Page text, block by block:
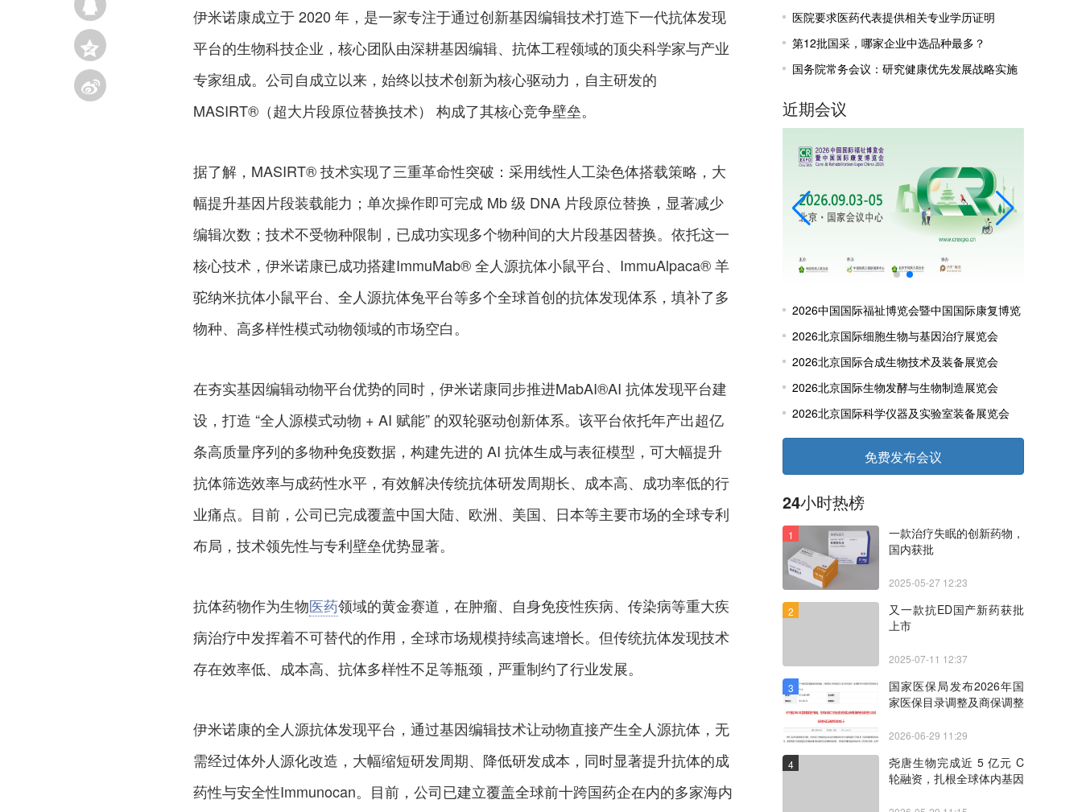
伊米诺康成立于 2020 年，是一家专注于通过创新基因编辑技术打造下一代抗体发现
平台的生物科技企业，核心团队由深耕基因编辑、抗体工程领域的顶尖科学家与产业
专家组成。公司自成立以来，始终以技术创新为核心驱动力，自主研发的
MASIRT®（超大片段原位替换技术） 构成了其核心竞争壁垒。
据了解，MASIRT® 技术实现了三重革命性突破：采用线性人工染色体搭载策略，大
幅提升基因片段装载能力；单次操作即可完成 Mb 级 DNA 片段原位替换，显著减少
编辑次数；技术不受物种限制，已成功实现多个物种间的大片段基因替换。依托这一
核心技术，伊米诺康已成功搭建ImmuMab® 全人源抗体小鼠平台、ImmuAlpaca® 羊
驼纳米抗体小鼠平台、全人源抗体兔平台等多个全球首创的抗体发现体系，填补了多
物种、高多样性模式动物领域的市场空白。
在夯实基因编辑动物平台优势的同时，伊米诺康同步推进MabAI®AI 抗体发现平台建
设，打造 “全人源模式动物 + AI 赋能” 的双轮驱动创新体系。该平台依托年产出超亿
条高质量序列的多物种免疫数据，构建先进的 AI 抗体生成与表征模型，可大幅提升
抗体筛选效率与成药性水平，有效解决传统抗体研发周期长、成本高、成功率低的行
业痛点。目前，公司已完成覆盖中国大陆、欧洲、美国、日本等主要市场的全球专利
布局，技术领先性与专利壁垒优势显著。
抗体药物作为生物医药领域的黄金赛道，在肿瘤、自身免疫性疾病、传染病等重大疾
病治疗中发挥着不可替代的作用，全球市场规模持续高速增长。但传统抗体发现技术
存在效率低、成本高、抗体多样性不足等瓶颈，严重制约了行业发展。
伊米诺康的全人源抗体发现平台，通过基因编辑技术让动物直接产生全人源抗体，无
需经过体外人源化改造，大幅缩短研发周期、降低研发成本，同时显著提升抗体的成
药性与安全性Immunocan。目前，公司已建立覆盖全球前十跨国药企在内的多家海内
万美元里程碑付款
医院要求医药代表提供相关专业学历证明
第12批国采，哪家企业中选品种最多？
国务院常务会议：研究健康优先发展战略实施
近期会议
2026中国国际福祉博览会暨中国国际康复博览
会
2026北京国际细胞生物与基因治疗展览会
2026北京国际合成生物技术及装备展览会
2026北京国际生物发酵与生物制造展览会
2026北京国际科学仪器及实验室装备展览会
免费发布会议
24小时热榜
1
一款治疗失眠的创新药物，
国内获批
2025-05-27 12:23
2
又一款抗ED国产新药获批
上市
2025-07-11 12:37
3
国家医保局发布2026年国
家医保目录调整及商保调整
2026-06-29 11:29
4
尧唐生物完成近 5 亿元 C
轮融资，扎根全球体内基因